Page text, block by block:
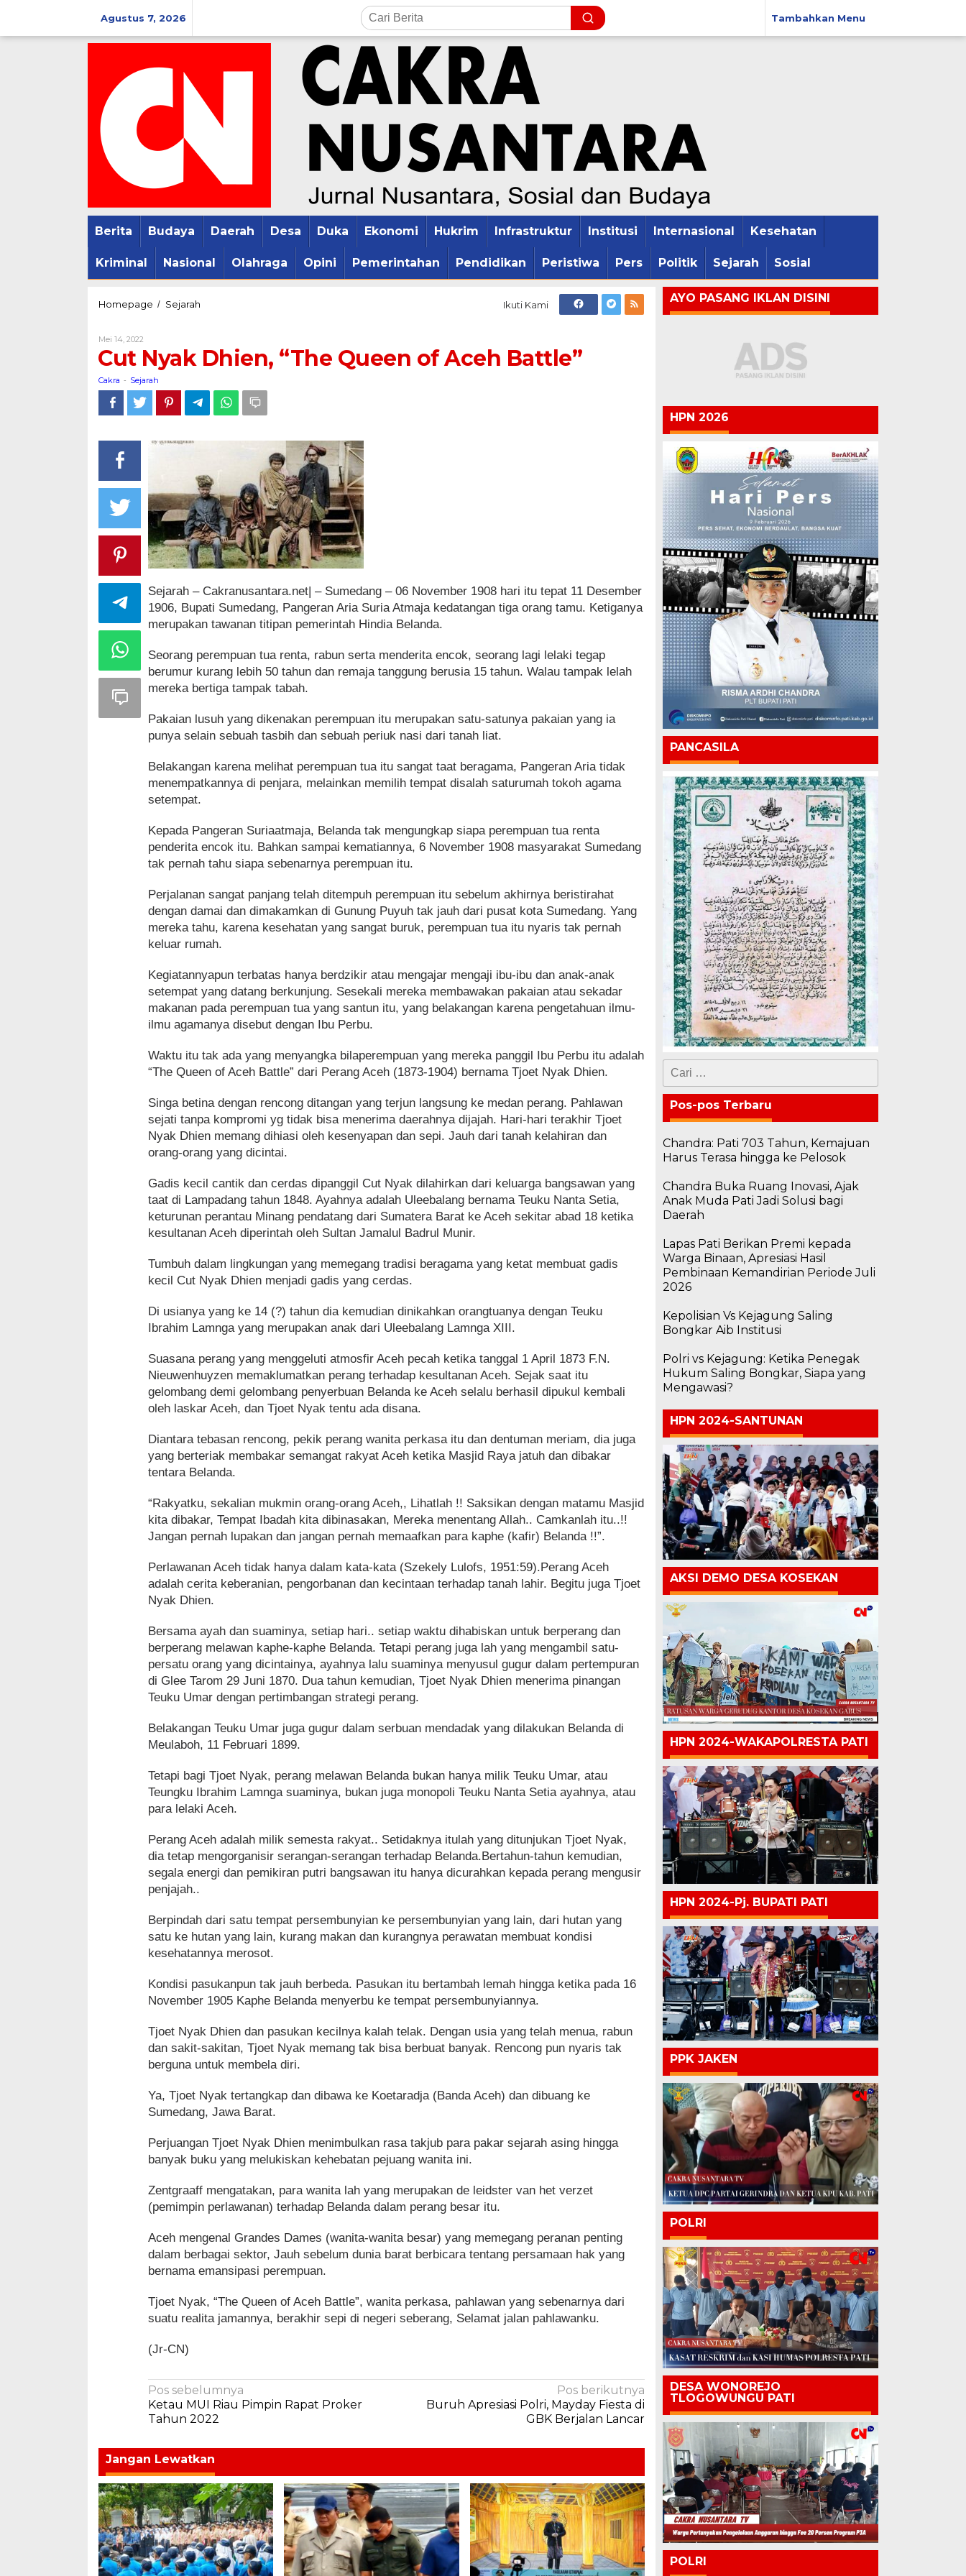
konten
Agustus 7, 2026 Tambahkan Menu
Berita Budaya Daerah Desa Duka Ekonomi Hukrim Infrastruktur Institusi Internasional Kesehatan
Kriminal Nasional Olahraga Opini Pemerintahan Pendidikan Peristiwa Pers Politik Sejarah Sosial
Homepage / Sejarah
Queen
Aceh
Battle"
Ikuti Kami
Mei 14, 2022
Cakra
Cut Nyak Dhien, “The Queen of Aceh Battle”
Cakra - Sejarah
Sejarah – Cakranusantara.net| – Sumedang – 06 November 1908 hari itu tepat 11 Desember
1906, Bupati Sumedang, Pangeran Aria Suria Atmaja kedatangan tiga orang tamu. Ketiganya
merupakan tawanan titipan pemerintah Hindia Belanda.
Seorang perempuan tua renta, rabun serta menderita encok, seorang lagi lelaki tegap
berumur kurang lebih 50 tahun dan remaja tanggung berusia 15 tahun. Walau tampak lelah
mereka bertiga tampak tabah.
Pakaian lusuh yang dikenakan perempuan itu merupakan satu-satunya pakaian yang ia
punya selain sebuah tasbih dan sebuah periuk nasi dari tanah liat.
Belakangan karena melihat perempuan tua itu sangat taat beragama, Pangeran Aria tidak
menempatkannya di penjara, melainkan memilih tempat disalah saturumah tokoh agama
setempat.
Kepada Pangeran Suriaatmaja, Belanda tak mengungkap siapa perempuan tua renta
penderita encok itu. Bahkan sampai kematiannya, 6 November 1908 masyarakat Sumedang
tak pernah tahu siapa sebenarnya perempuan itu.
Perjalanan sangat panjang telah ditempuh perempuan itu sebelum akhirnya beristirahat
dengan damai dan dimakamkan di Gunung Puyuh tak jauh dari pusat kota Sumedang. Yang
mereka tahu, karena kesehatan yang sangat buruk, perempuan tua itu nyaris tak pernah
keluar rumah.
Kegiatannyapun terbatas hanya berdzikir atau mengajar mengaji ibu-ibu dan anak-anak
setempat yang datang berkunjung. Sesekali mereka membawakan pakaian atau sekadar
makanan pada perempuan tua yang santun itu, yang belakangan karena pengetahuan ilmu-
ilmu agamanya disebut dengan Ibu Perbu.
Waktu itu tak ada yang menyangka bilaperempuan yang mereka panggil Ibu Perbu itu adalah
“The Queen of Aceh Battle” dari Perang Aceh (1873-1904) bernama Tjoet Nyak Dhien.
Singa betina dengan rencong ditangan yang terjun langsung ke medan perang. Pahlawan
sejati tanpa kompromi yg tidak bisa menerima daerahnya dijajah. Hari-hari terakhir Tjoet
Nyak Dhien memang dihiasi oleh kesenyapan dan sepi. Jauh dari tanah kelahiran dan
orang-orang yang dicintai.
Gadis kecil cantik dan cerdas dipanggil Cut Nyak dilahirkan dari keluarga bangsawan yang
taat di Lampadang tahun 1848. Ayahnya adalah Uleebalang bernama Teuku Nanta Setia,
keturunan perantau Minang pendatang dari Sumatera Barat ke Aceh sekitar abad 18 ketika
kesultanan Aceh diperintah oleh Sultan Jamalul Badrul Munir.
Tumbuh dalam lingkungan yang memegang tradisi beragama yang ketat membuat gadis
kecil Cut Nyak Dhien menjadi gadis yang cerdas.
Di usianya yang ke 14 (?) tahun dia kemudian dinikahkan orangtuanya dengan Teuku
Ibrahim Lamnga yang merupakan anak dari Uleebalang Lamnga XIII.
Suasana perang yang menggeluti atmosfir Aceh pecah ketika tanggal 1 April 1873 F.N.
Nieuwenhuyzen memaklumatkan perang terhadap kesultanan Aceh. Sejak saat itu
gelombang demi gelombang penyerbuan Belanda ke Aceh selalu berhasil dipukul kembali
oleh laskar Aceh, dan Tjoet Nyak tentu ada disana.
Diantara tebasan rencong, pekik perang wanita perkasa itu dan dentuman meriam, dia juga
yang berteriak membakar semangat rakyat Aceh ketika Masjid Raya jatuh dan dibakar
tentara Belanda.
“Rakyatku, sekalian mukmin orang-orang Aceh,, Lihatlah !! Saksikan dengan matamu Masjid
kita dibakar, Tempat Ibadah kita dibinasakan, Mereka menentang Allah.. Camkanlah itu..!!
Jangan pernah lupakan dan jangan pernah memaafkan para kaphe (kafir) Belanda !!”.
Perlawanan Aceh tidak hanya dalam kata-kata (Szekely Lulofs, 1951:59).Perang Aceh
adalah cerita keberanian, pengorbanan dan kecintaan terhadap tanah lahir. Begitu juga Tjoet
Nyak Dhien.
Bersama ayah dan suaminya, setiap hari.. setiap waktu dihabiskan untuk berperang dan
berperang melawan kaphe-kaphe Belanda. Tetapi perang juga lah yang mengambil satu-
persatu orang yang dicintainya, ayahnya lalu suaminya menyusul gugur dalam pertempuran
di Glee Tarom 29 Juni 1870. Dua tahun kemudian, Tjoet Nyak Dhien menerima pinangan
Teuku Umar dengan pertimbangan strategi perang.
Belakangan Teuku Umar juga gugur dalam serbuan mendadak yang dilakukan Belanda di
Meulaboh, 11 Februari 1899.
Tetapi bagi Tjoet Nyak, perang melawan Belanda bukan hanya milik Teuku Umar, atau
Teungku Ibrahim Lamnga suaminya, bukan juga monopoli Teuku Nanta Setia ayahnya, atau
para lelaki Aceh.
Perang Aceh adalah milik semesta rakyat.. Setidaknya itulah yang ditunjukan Tjoet Nyak,
dia tetap mengorganisir serangan-serangan terhadap Belanda.Bertahun-tahun kemudian,
segala energi dan pemikiran putri bangsawan itu hanya dicurahkan kepada perang mengusir
penjajah..
Berpindah dari satu tempat persembunyian ke persembunyian yang lain, dari hutan yang
satu ke hutan yang lain, kurang makan dan kurangnya perawatan membuat kondisi
kesehatannya merosot.
Kondisi pasukanpun tak jauh berbeda. Pasukan itu bertambah lemah hingga ketika pada 16
November 1905 Kaphe Belanda menyerbu ke tempat persembunyiannya.
Tjoet Nyak Dhien dan pasukan kecilnya kalah telak. Dengan usia yang telah menua, rabun
dan sakit-sakitan, Tjoet Nyak memang tak bisa berbuat banyak. Rencong pun nyaris tak
berguna untuk membela diri.
Ya, Tjoet Nyak tertangkap dan dibawa ke Koetaradja (Banda Aceh) dan dibuang ke
Sumedang, Jawa Barat.
Perjuangan Tjoet Nyak Dhien menimbulkan rasa takjub para pakar sejarah asing hingga
banyak buku yang melukiskan kehebatan pejuang wanita ini.
Zentgraaff mengatakan, para wanita lah yang merupakan de leidster van het verzet
(pemimpin perlawanan) terhadap Belanda dalam perang besar itu.
Aceh mengenal Grandes Dames (wanita-wanita besar) yang memegang peranan penting
dalam berbagai sektor, Jauh sebelum dunia barat berbicara tentang persamaan hak yang
bernama emansipasi perempuan.
Tjoet Nyak, “The Queen of Aceh Battle”, wanita perkasa, pahlawan yang sebenarnya dari
suatu realita jamannya, berakhir sepi di negeri seberang, Selamat jalan pahlawanku.
(Jr-CN)
Navigasi
pos
Pos sebelumnya
Ketau MUI Riau Pimpin Rapat Proker
Tahun 2022
Pos berikutnya
Buruh Apresiasi Polri, Mayday Fiesta di
GBK Berjalan Lancar
Jangan Lewatkan
AYO PASANG IKLAN DISINI
HPN 2026
PANCASILA
Cari
untuk:
Pos-pos Terbaru
Chandra: Pati 703 Tahun, Kemajuan
Harus Terasa hingga ke Pelosok
Chandra Buka Ruang Inovasi, Ajak
Anak Muda Pati Jadi Solusi bagi
Daerah
Lapas Pati Berikan Premi kepada
Warga Binaan, Apresiasi Hasil
Pembinaan Kemandirian Periode Juli
2026
Kepolisian Vs Kejagung Saling
Bongkar Aib Institusi
Polri vs Kejagung: Ketika Penegak
Hukum Saling Bongkar, Siapa yang
Mengawasi?
HPN 2024-SANTUNAN
AKSI DEMO DESA KOSEKAN
HPN 2024-WAKAPOLRESTA PATI
HPN 2024-Pj. BUPATI PATI
PPK JAKEN
POLRI
DESA WONOREJO
TLOGOWUNGU PATI
POLRI